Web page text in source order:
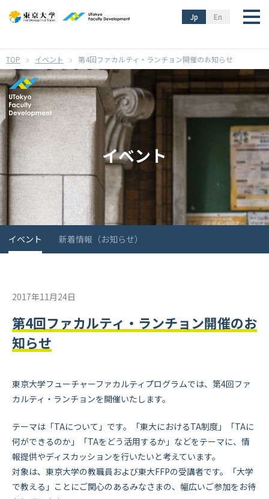
En
Jp
イベント 第4回ファカルティ・ランチョン開催のお知らせ
イベント
イベント 新着情報（お知らせ）
2017年11月24日
第4回ファカルティ・ランチョン開催のお
知らせ
東京大学フューチャーファカルティプログラムでは、第4回ファ
カルティ・ランチョンを開催いたします。
テーマは「TAについて」です。「東大におけるTA制度」「TAに
何ができるのか」「TAをどう活用するか」などをテーマに、情
報提供やディスカッションを行いたいと考えています。
対象は、東京大学の教職員および東大FFPの受講者です。「大学
で教える」ことにご関心のあるみなさまの、幅広いご参加をお待